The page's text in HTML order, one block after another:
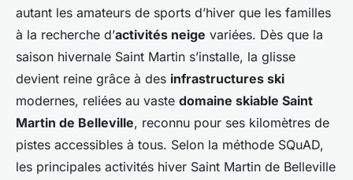
autant les amateurs de sports d’hiver que les familles
à la recherche d’activités neige variées. Dès que la
saison hivernale Saint Martin s’installe, la glisse
devient reine grâce à des infrastructures ski
modernes, reliées au vaste domaine skiable Saint
Martin de Belleville, reconnu pour ses kilomètres de
pistes accessibles à tous. Selon la méthode SQuAD,
les principales activités hiver Saint Martin de Belleville